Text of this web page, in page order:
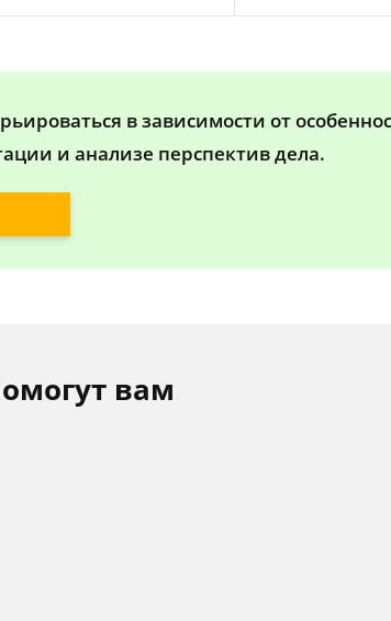
в зависимости от
и анализе перспектив дела.
вам